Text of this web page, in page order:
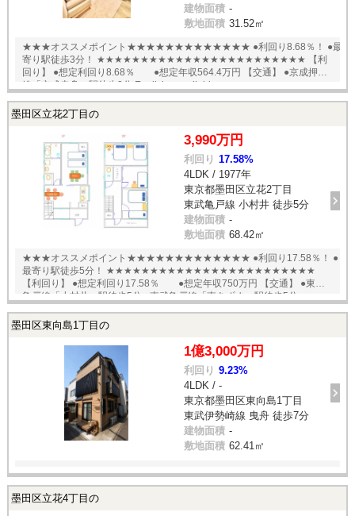
建物面積 -
敷地面積 31.52㎡
★★★オススメポイント★★★★★★★★★★★★★ ●利回り8.68％！ ●最
寄り駅徒歩3分！ ★★★★★★★★★★★★★★★★★★★★★★★★ 【利
回り】 ●想定利回り8.68％ ●想定年収564.4万円 【交通】 ●京成押上
線「京成曳舟」駅徒歩3分 English available
墨田区立花2丁目の
3,990万円
利回り 17.58%
4LDK / 1977年
東京都墨田区立花2丁目
東武亀戸線 小村井 徒歩5分
建物面積 -
敷地面積 68.42㎡
★★★オススメポイント★★★★★★★★★★★★★ ●利回り17.58％！ ●
最寄り駅徒歩5分！ ★★★★★★★★★★★★★★★★★★★★★★★★
【利回り】 ●想定利回り17.58％ ●想定年収750万円 【交通】 ●東武
亀戸線「小村井」駅徒歩5分 ●東武亀戸線「東あずま」駅徒歩5分
墨田区東向島1丁目の
1億3,000万円
利回り 9.23%
4LDK / -
東京都墨田区東向島1丁目
東武伊勢崎線 曳舟 徒歩7分
建物面積 -
敷地面積 62.41㎡
墨田区立花4丁目の